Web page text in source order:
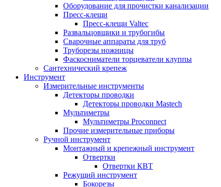
Оборудование для прочистки канализации
Пресс-клещи
Пресс-клещи Valtec
Развальцовщики и трубогибы
Сварочные аппараты для труб
Труборезы ножницы
Фаскосниматели торцеватели клуппы
Сантехнический крепеж
Инструмент
Измерительные инструменты
Детекторы проводки
Детекторы проводки Mastech
Мультиметры
Мультиметры Proconnect
Прочие измерительные приборы
Ручной инструмент
Монтажный и крепежный инструмент
Отвертки
Отвертки КВТ
Режущий инструмент
Бокорезы